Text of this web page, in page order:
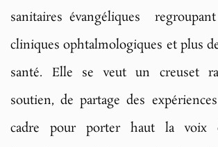
sanitaires évangéliques
cliniques ophtalmologiques et plus
santé. Elle se veut un creuset
soutien, de partage des
cadre pour porter haut la voix